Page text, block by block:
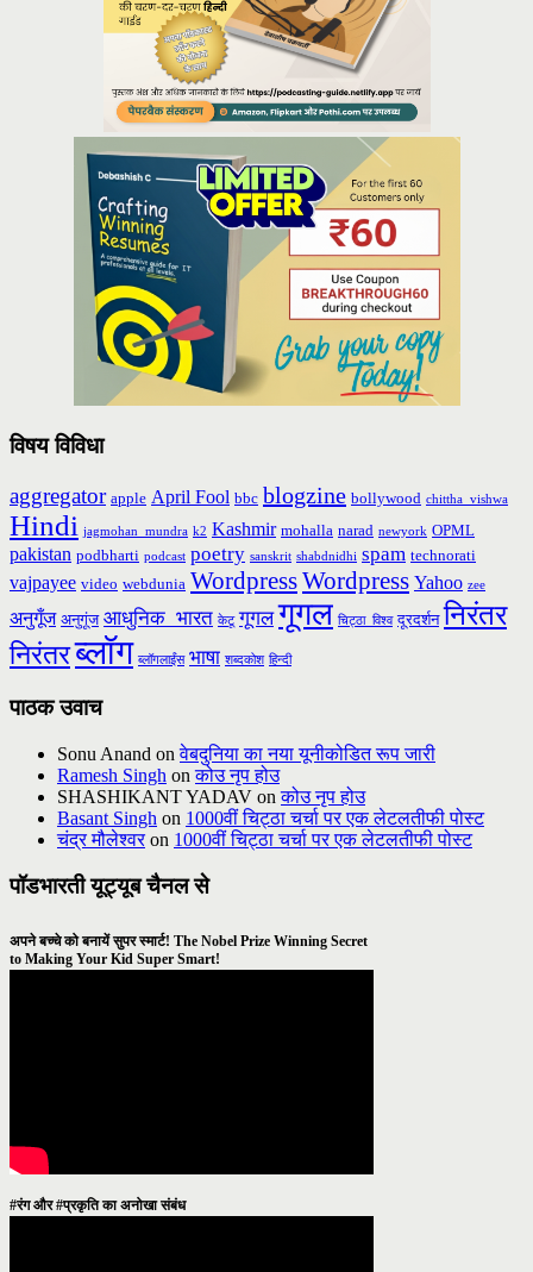
विषय विविधा
aggregator apple April Fool bbc blogzine bollywood chittha_vishwa
Hindi jagmohan_mundra k2 Kashmir mohalla narad newyork OPML
pakistan podbharti podcast poetry sanskrit shabdnidhi spam technorati
vajpayee video webdunia WordpressWordpress Yahoo zee
अनुगूँज अनुगूंज आधुनिक_भारत केटू गूगल गूगल चिट्ठा_विश्व दूरदर्शन निरंतर
निरंतरब्लॉग ब्लॉगलाईंस भाषा शब्दकोश हिन्दी
पाठक उवाच
Sonu Anand onवेबदुनिया का नया यूनीकोडित रूप जारी
Ramesh Singh onकोउ नृप होउ
SHASHIKANT YADAV onकोउ नृप होउ
Basant Singh on 1000वीं चिट्ठा चर्चा पर एक लेटलतीफी पोस्ट
चंद्र मौलेश्वरon 1000वीं चिट्ठा चर्चा पर एक लेटलतीफी पोस्ट
पॉडभारती यूट्यूब चैनल से
अपने बच्चे को बनायें सुपर स्मार्ट! The Nobel Prize Winning Secret
to Making Your Kid Super Smart!
#रंग और #प्रकृति का अनोखा संबंध